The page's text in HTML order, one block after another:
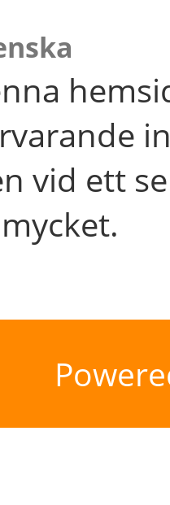
vid ett